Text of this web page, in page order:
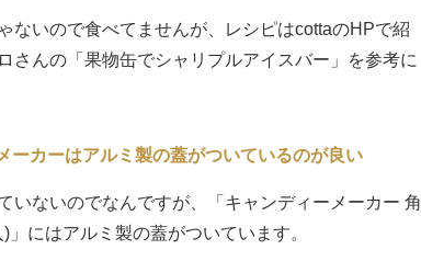
ないので食べてませんが、レシピはcottaのHPで紹
さんの「果物缶でシャリプルアイスバー」を参考に
ーカーはアルミ製の蓋がついているのが良い
いないのでなんですが、「キャンディーメーカー 角
」にはアルミ製の蓋がついています。